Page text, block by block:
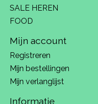
SALE HEREN
FOOD
Mijn account
Registreren
Mijn bestellingen
Mijn verlanglijst
Informatie